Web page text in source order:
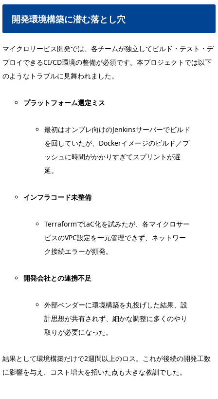
開発環境構築に潜む落とし穴
マイクロサービス開発では、各チームが独立してビルド・テスト・デ
プロイできるCI/CD環境の整備が必須です。本プロジェクトでは以下
のようなトラブルに見舞われました。
プラットフォーム選定ミス
最初はオンプレ向けのJenkinsサーバーでビルド
を回していたが、Dockerイメージのビルド／プ
ッシュに時間がかかりすぎてスプリントが遅
延。
インフラコード未整備
TerraformでIaC化を試みたが、各マイクロサー
ビスのVPC設定を一元管理できず、ネットワー
ク接続エラーが頻発。
開発会社との連携不足
外部ベンダーに環境構築を丸投げした結果、設
計思想が共有されず、細かな調整に多くのやり
取りが必要になった。
結果として環境構築だけで2週間以上のロス。これが後続の開発工数
に影響を与え、コスト増大を招いた点も大きな教訓でした。